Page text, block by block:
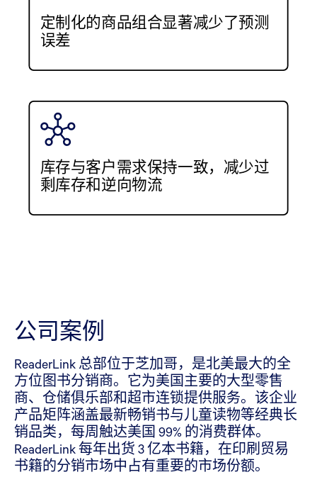
定制化的商品组合显著减少了预测
误差
库存与客户需求保持一致，减少过
剩库存和逆向物流
公司案例
ReaderLink 总部位于芝加哥，是北美最大的全
方位图书分销商。它为美国主要的大型零售
商、仓储俱乐部和超市连锁提供服务。该企业
产品矩阵涵盖最新畅销书与儿童读物等经典长
销品类，每周触达美国 99% 的消费群体。
ReaderLink 每年出货 3 亿本书籍，在印刷贸易
书籍的分销市场中占有重要的市场份额。